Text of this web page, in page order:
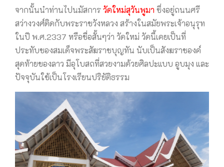
จากนั้นนำท่านไปนมัสการวัดใหม่สุวันพูมาซึ่งอยู่ถนนศรี
สว่างวงศ์ติดกับพระราชวังหลวง สร้างในสมัยพระเจ้าอนุรุท
ในปี พ.ศ.2337 หรือชื่อสั้นๆว่า วัดใหม่ วัดนี้เคยเป็นที่
ประทับของสมเด็จพระสัฆราชบุญทัน นับเป็นสังฆราชองค์
สุดท้ายของลาว มีอุโบสถที่สวยงามด้วยศิลปะแบบ อูบมุง และ
ปัจจุบันใช้เป็นโรงเรียนปริยัติธรรม